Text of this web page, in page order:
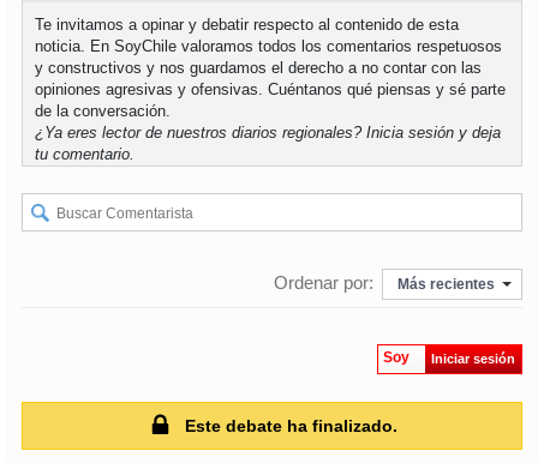
soy
soyosorno
soypuertomontt
soychiloé
Te invitamos a opinar y debatir respecto al contenido de esta
noticia. En SoyChile valoramos todos los comentarios respetuosos
y constructivos y nos guardamos el derecho a no contar con las
opiniones agresivas y ofensivas. Cuéntanos qué piensas y sé parte
de la conversación.
¿Ya eres lector de nuestros diarios regionales?Inicia sesión y deja
tu comentario.
Ordenar por: Más recientes
Soy Iniciar sesión
Este debate ha finalizado.